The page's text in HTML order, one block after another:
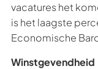
vacatures het
is het laagste
Economische
Winstgevendheid